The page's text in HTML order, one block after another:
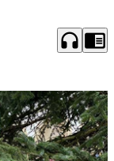
headphones chrome_reader_mode